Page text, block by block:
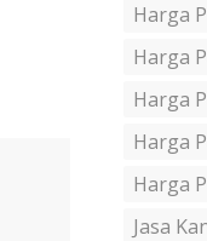
Harga
Harga
Harga
Harga
Harga
Jasa